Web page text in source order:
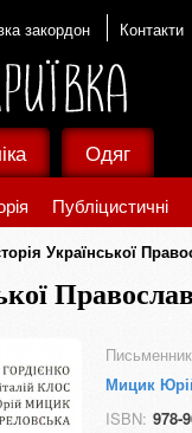
закордон Контакти
Публіцистичні
Одяг
Української
Мицик
ISBN: 978-